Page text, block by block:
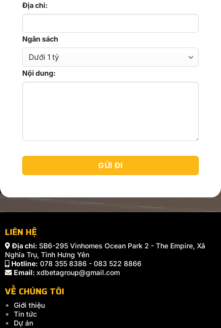
Địa chỉ:
Ngân sách
Nội dung:
LIÊN HỆ
Địa chỉ: SB6-295 Vinhomes Ocean Park 2 - The Empire, Xã
Nghĩa Trụ, Tỉnh Hưng Yên
Hotline: 078 355 8386 - 083 522 8866
Email: xdbetagroup@gmail.com
VỀ CHÚNG TÔI
Giới thiệu
Tin tức
Dự án